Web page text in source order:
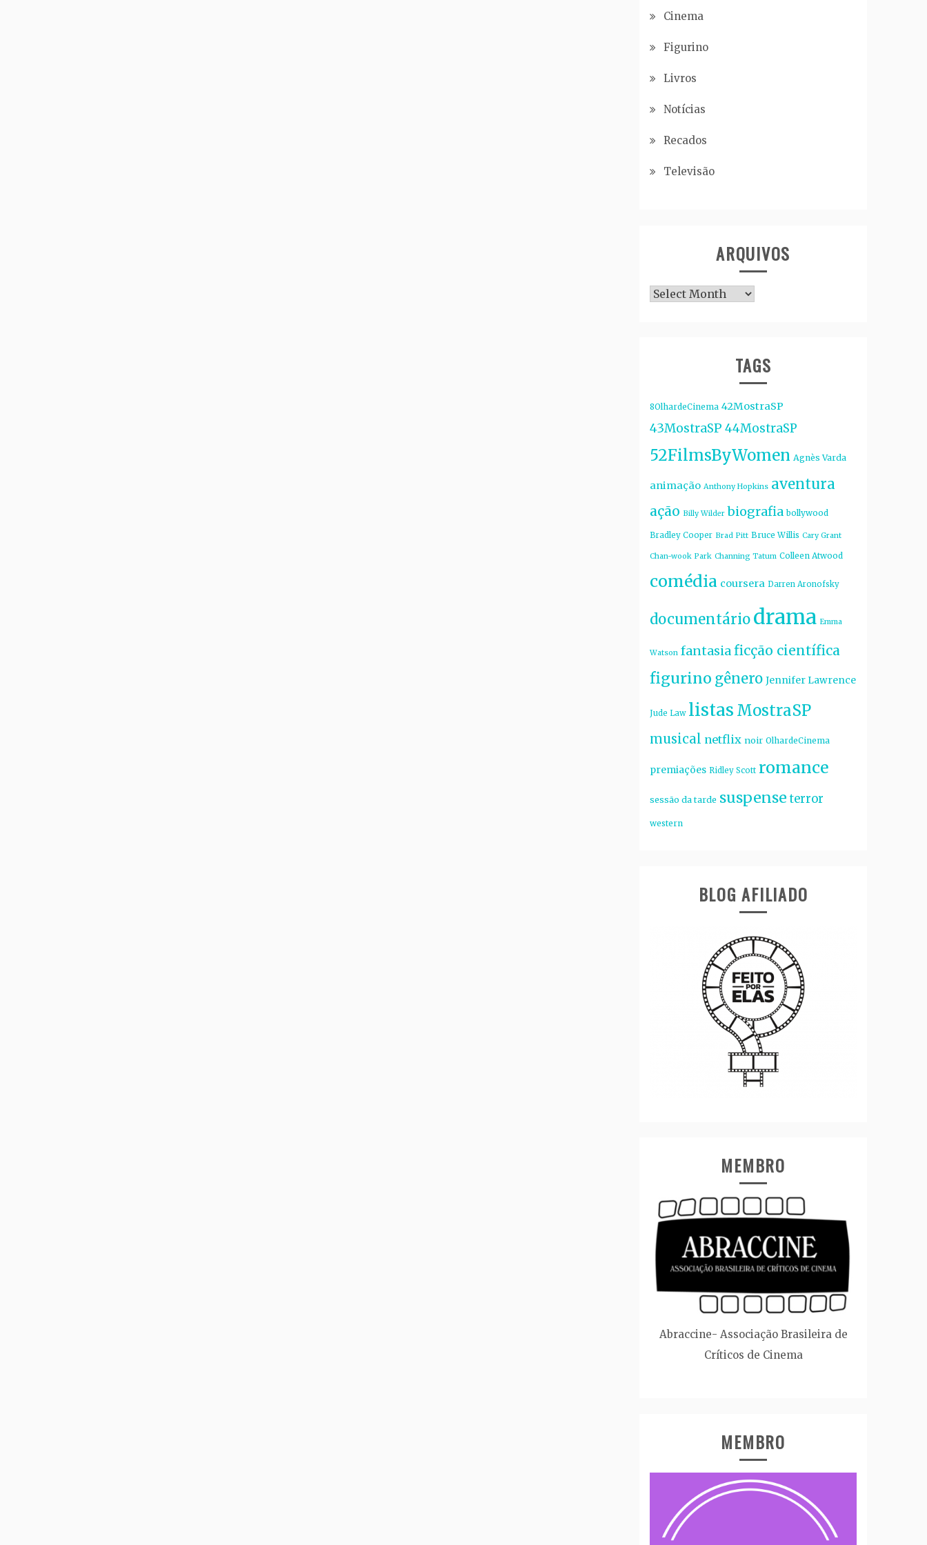
Cinema
Figurino
Livros
Notícias
Recados
Televisão
ARQUIVOS
Arquivos
TAGS
8OlhardeCinema 42MostraSP
43MostraSP 44MostraSP
52FilmsByWomen Agnès Varda
animação Anthony Hopkins aventura
ação Billy Wilder biografia bollywood
Bradley Cooper Brad Pitt Bruce Willis Cary Grant
Chan-wook Park Channing Tatum Colleen Atwood
comédia coursera Darren Aronofsky
documentáriodrama Emma
Watson fantasiaficção científica
figurino gênero Jennifer Lawrence
Jude Law listas MostraSP
musical netflix noir OlhardeCinema
premiações Ridley Scott romance
sessão da tarde suspense terror
western
BLOG AFILIADO
MEMBRO
Abraccine- Associação Brasileira de
Críticos de Cinema
MEMBRO